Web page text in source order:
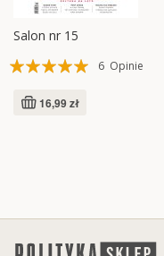
Salon nr 15
Ocena:
6 Opinie
16,99 zł